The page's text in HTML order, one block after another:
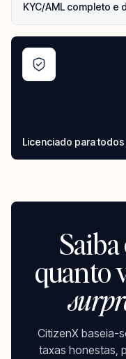
KYC/AML completo e
Licenciado para
quanto
CitizenX baseia-
taxas honestas,